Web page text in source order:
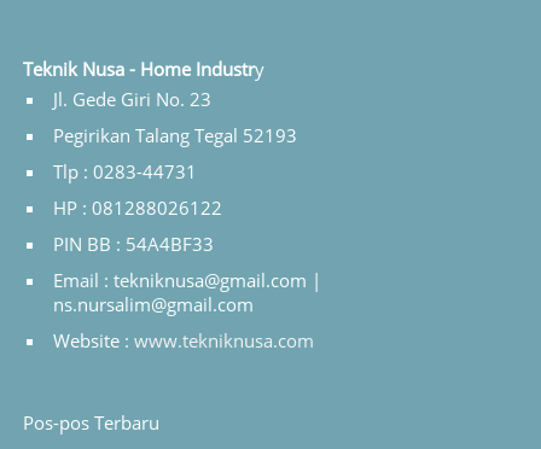
Teknik Nusa - Home Industry
Jl. Gede Giri No. 23
Pegirikan Talang Tegal 52193
Tlp : 0283-44731
HP : 081288026122
PIN BB : 54A4BF33
Email : tekniknusa@gmail.com |
ns.nursalim@gmail.com
Website : www.tekniknusa.com
Pos-pos Terbaru